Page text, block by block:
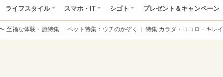
ライフスタイル スマホ・IT シゴト プレゼント＆キャンペーン
至福な体験・旅特集 ペット特集：ウチのかぞく 特集 カラダ・ココロ・キレイ